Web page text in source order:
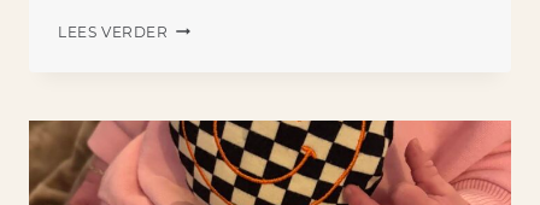
LEES VERDER DE
MAANSTAND